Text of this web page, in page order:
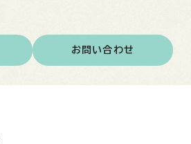
お問い合わせ